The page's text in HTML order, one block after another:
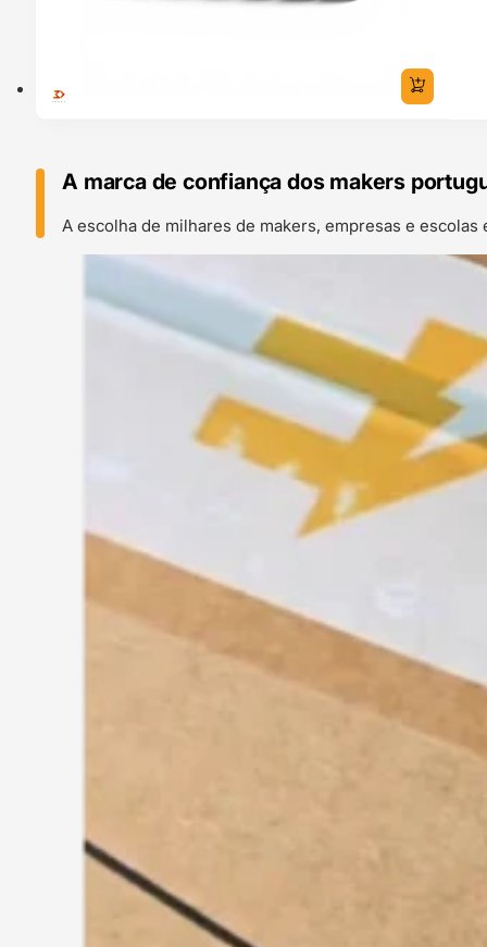
A marca de confiança dos makers
A escolha de milhares de makers, empresas e escolas